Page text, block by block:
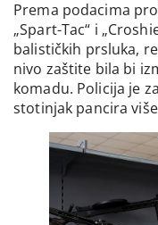
Prema podacima
„Spart-Tac“ i
balističkih prsluka,
nivo zaštite bila bi
komadu. Policija je
stotinjak pancira